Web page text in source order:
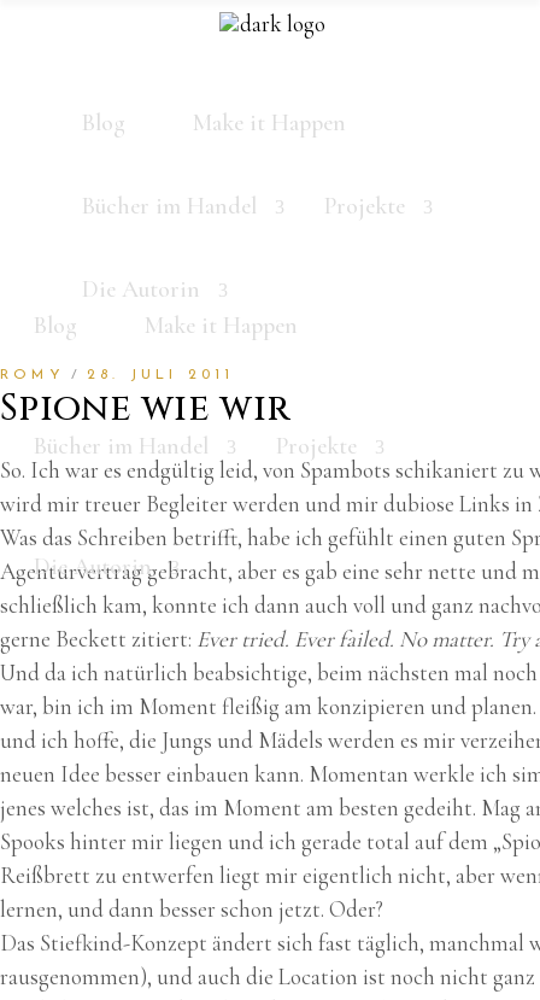
Blog Make it Happen
Bücher im Handel Projekte
Die Autorin
Blog Make it Happen
Bücher im Handel Projekte
Die Autorin
ROMY 28. JULI 2011
Spione wie wir
So. Ich war es endgültig leid, von Spambots schikaniert
wird mir treuer Begleiter werden und mir dubiose Links
Was das Schreiben betrifft, habe ich gefühlt einen guten
Agenturvertrag gebracht, aber es gab eine sehr nette und
schließlich kam, konnte ich dann auch voll und ganz
gerne Beckett zitiert: Ever tried. Ever failed. No matter. Try
Und da ich natürlich beabsichtige, beim nächsten mal
war, bin ich im Moment fleißig am konzipieren und
und ich hoffe, die Jungs und Mädels werden es mir
neuen Idee besser einbauen kann. Momentan werkle ich
jenes welches ist, das im Moment am besten gedeiht. Mag
Spooks hinter mir liegen und ich gerade total auf dem
Reißbrett zu entwerfen liegt mir eigentlich nicht, aber
lernen, und dann besser schon jetzt. Oder?
Das Stiefkind-Konzept ändert sich fast täglich, manchmal
rausgenommen), und auch die Location ist noch nicht